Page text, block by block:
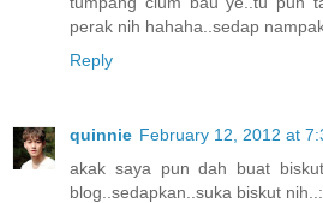
perak nih hahaha..sedap
Reply
quinnie February 12, 2012 at
akak saya pun dah buat
blog..sedapkan..suka biskut